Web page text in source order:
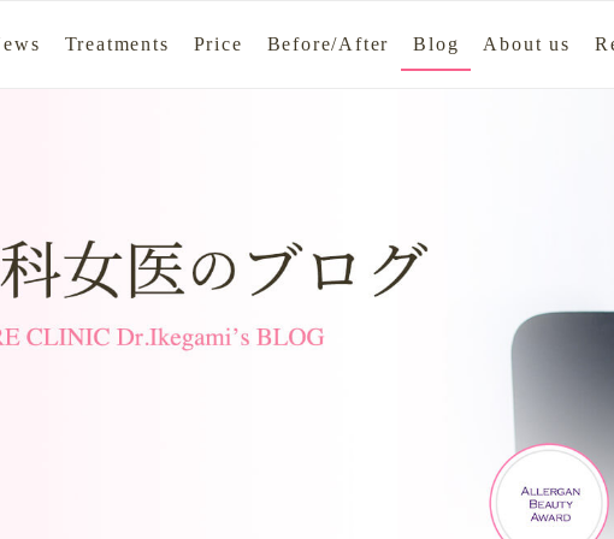
Treatments Price Before/After Blog About us